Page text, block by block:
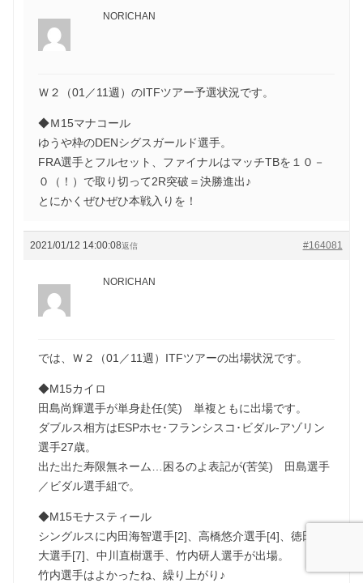
NORICHAN
Ｗ２（01／11週）のITFツアー予選状況です。
◆Ｍ15マナコール
ゆうや枠のDENシグスガールド選手。
FRA選手とフルセット、ファイナルはマッチTBを１０－
０（！）で取り切って2R突破＝決勝進出♪
とにかくぜひぜひ本戦入りを！
2021/01/12 14:00:08 #164081
返信
NORICHAN
では、Ｗ２（01／11週）ITFツアーの出場状況です。
◆M15カイロ
田島尚輝選手が単身赴任(笑) 単複ともに出場です。
ダブルス相方はESPホセ･フランシスコ･ビダル-アゾリン
選手27歳。
出た出た寿限無ネーム…困るのよ表記が(苦笑) 田島選手
／ビダル選手組で。
◆M15モナスティール
シングルスに内田海智選手[2]、高橋悠介選手[4]、徳田廉
大選手[7]、中川直樹選手、竹内研人選手が出場。
竹内選手はよかったね、繰り上がり♪